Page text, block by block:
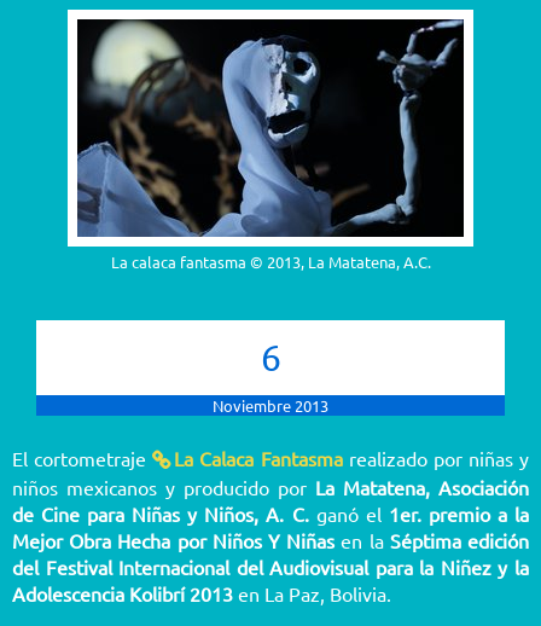
La calaca fantasma © 2013, La Matatena, A.C.
6
Noviembre 2013
El cortometraje La Calaca Fantasmarealizado por niñas y
niños mexicanos y producido por La Matatena, Asociación
de Cine para Niñas y Niños, A. C.ganó el 1er. premio a la
Mejor Obra Hecha por Niños Y Niñasen la Séptima edición
del Festival Internacional del Audiovisual para la Niñez y la
Adolescencia Kolibrí 2013 en La Paz, Bolivia.